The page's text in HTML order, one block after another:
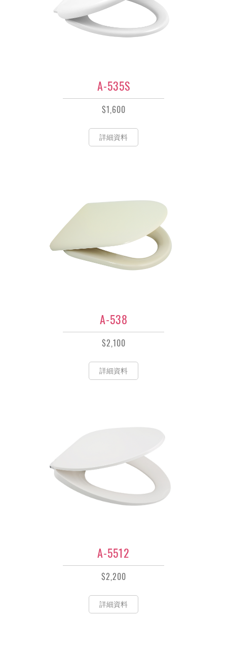
A-535S
$1,600
詳細資料
A-538
$2,100
詳細資料
A-5512
$2,200
詳細資料